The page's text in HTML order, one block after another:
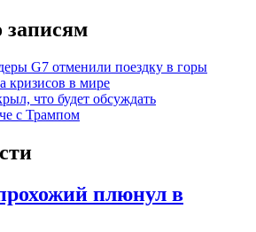
записям
G7 отменили поездку в горы
кризисов в мире
что будет обсуждать
с Трампом
плюнул в